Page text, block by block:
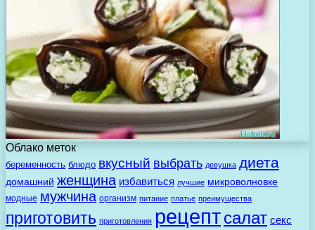
Облако меток
беременность блюдо вкусный выбрать девушка диета
домашний женщина избавиться лучшие микроволновке
модные мужчина организм питание платье преимущества
приготовить приготовления рецептсалат секс